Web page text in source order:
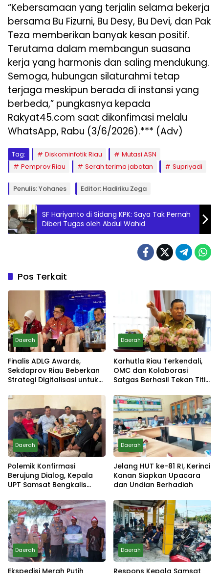
“Kebersamaan yang terjalin selama bekerja
bersama Bu Fizurni, Bu Desy, Bu Devi, dan Pak
Teza memberikan banyak kesan positif.
Terutama dalam membangun suasana
kerja yang harmonis dan saling mendukung.
Semoga, hubungan silaturahmi tetap
terjaga meskipun berada di instansi yang
berbeda,” pungkasnya kepada
Rakyat45.com saat dikonfimasi melalu
WhatsApp, Rabu (3/6/2026).*** (Adv)
Tag: Diskominfotik Riau
Mutasi ASN
Pemprov Riau
Serah terima jabatan Supriyadi
Penulis: Yohanes Editor: Hadiriku Zega
SF Hariyanto di Sidang KPK: Saya Tak Pernah
Diberi Tugas oleh Abdul Wahid
Pos Terkait
Daerah
Finalis ADLG Awards,
Sekdaprov Riau Beberkan
Strategi Digitalisasi untuk
Daerah
Karhutla Riau Terkendali,
OMC dan Kolaborasi
Satgas Berhasil Tekan Titik
Daerah
Polemik Konfirmasi
Berujung Dialog, Kepala
UPT Samsat Bengkalis
Daerah
Jelang HUT ke-81 RI, Kerinci
Kanan Siapkan Upacara
dan Undian Berhadiah
Daerah
Ekspedisi Merah Putih
Daerah
Respons Kepala Samsat